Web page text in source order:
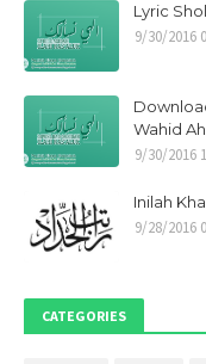
Oktober 2021
September 2021
April 2021
Maret 2021
Januari 2021
Desember 2020
Oktober 2020
Lyric
9/30/2016
Wahid
9/30/2016
Inilah
9/28/2016
CATEGORIES